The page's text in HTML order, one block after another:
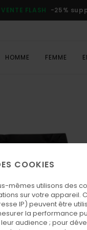
VENTE FLASH -25%
HOMME FEMME
COOKIES
mêmes utilisons des
sur votre appareil.
IP) peuvent être
la performance
audience ; pour